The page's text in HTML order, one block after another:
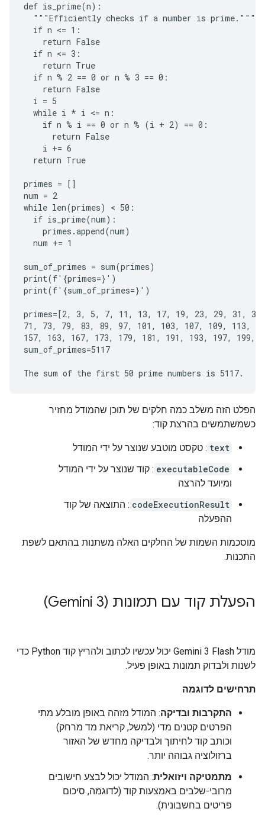
def is_prime(n):
  """Efficiently checks if a number is prime."""
  if n <= 1:
    return False
  if n <= 3:
    return True
  if n % 2 == 0 or n % 3 == 0:
    return False
  i = 5
  while i * i <= n:
    if n % i == 0 or n % (i + 2) == 0:
      return False
    i += 6
  return True
primes = []
num = 2
while len(primes) < 50:
  if is_prime(num):
    primes.append(num)
  num += 1
sum_of_primes = sum(primes)
print(f'{primes=}')
print(f'{sum_of_primes=}')
primes=[2, 3, 5, 7, 11, 13, 17, 19, 23, 29, 31,
71, 73, 79, 83, 89, 97, 101, 103, 107, 109, 113,
157, 163, 167, 173, 179, 181, 191, 193, 197, 199,
sum_of_primes=5117
הפלט הזה משלב כמה חלקים של תוכן שהמודל מחזיר
כשמשתמשים בהרצת קוד:
text : טקסט מוטבע שנוצר על ידי המודל
executableCode : קוד שנוצר על ידי המודל
ומיועד להרצה
codeExecutionResult : התוצאה של קוד
ההפעלה
מוסכמות השמות של החלקים האלה משתנות בהתאם לשפת
התכנות.
הפעלת קוד עם תמונות (Gemini 3)
מודל Gemini 3 Flash יכול עכשיו לכתוב ולהריץ קוד Python כדי
לשנות ולבדוק תמונות באופן פעיל.
תרחישים לדוגמה
התקרבות ובדיקה: המודל מזהה באופן מובלע מתי
הפרטים קטנים מדי (למשל, קריאת מד מרחק)
וכותב קוד לחיתוך ולבדיקה מחדש של האזור
ברזולוציה גבוהה יותר.
מתמטיקה ויזואלית: המודל יכול לבצע חישובים
מרובי-שלבים באמצעות קוד (לדוגמה, סיכום
פריטים בחשבונית).